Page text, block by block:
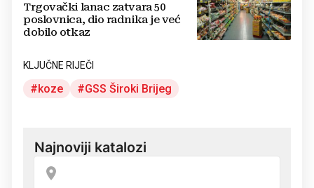
Trgovački lanac zatvara 50
poslovnica, dio radnika je već
dobilo otkaz
KLJUČNE RIJEČI
koze GSS Široki Brijeg